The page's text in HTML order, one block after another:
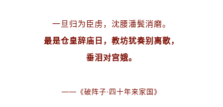
一旦归为臣虏，沈腰潘鬓消磨。
最是仓皇辞庙日，教坊犹奏别离歌，
垂泪对宫娥。
——《破阵子·四十年来家国》